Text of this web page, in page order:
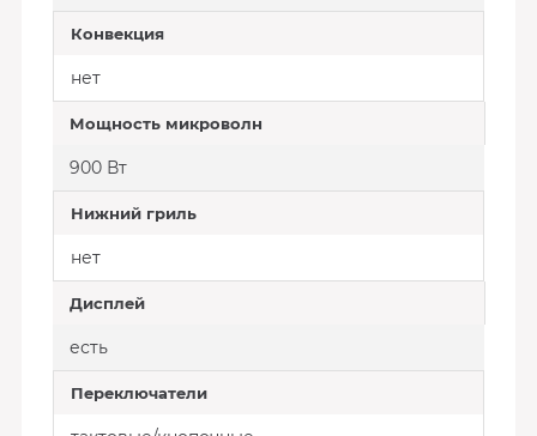
Конвекция
нет
Мощность микроволн
900 Вт
Нижний гриль
нет
Дисплей
есть
Переключатели